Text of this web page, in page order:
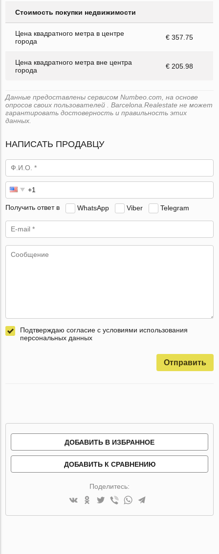
Стоимость покупки недвижимости
Цена квадратного метра в центре
города
€ 357.75
Цена квадратного метра вне центра
города
€ 205.98
Данные предоставлены сервисом Numbeo.com, на основе
опросов своих пользователей . Barcelona.Realestate не может
гарантировать достоверность и правильность этих
данных.
НАПИСАТЬ ПРОДАВЦУ
Получить ответ в WhatsApp Viber Telegram
Подтверждаю согласие с условиями использования
персональных данных
Отправить
ДОБАВИТЬ В ИЗБРАННОЕ
ДОБАВИТЬ К СРАВНЕНИЮ
Поделитесь: